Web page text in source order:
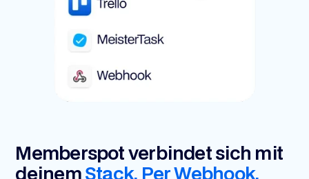
Memberspot verbindet sich mit
deinemStack. Per Webhook,